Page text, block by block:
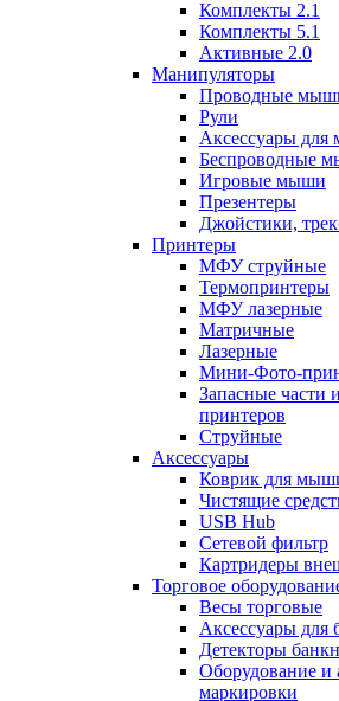
Комплекты 2.1
Комплекты 5.1
Активные 2.0
Манипуляторы
Проводные
Рули
Аксессуары для
Беспроводные
Игровые мыши
Презентеры
Джойстики,
Принтеры
МФУ струйные
Термопринтеры
МФУ лазерные
Матричные
Лазерные
Мини-Фото-
Запасные части
принтеров
Струйные
Аксессуары
Коврик для
Чистящие
USB Hub
Сетевой фильтр
Картридеры
Торговое
Весы торговые
Аксессуары для
Детекторы
Оборудование и
маркировки